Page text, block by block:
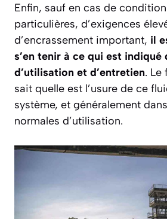
Enfin, sauf en cas de
particulières, d’exigences
d’encrassement important, il
s’en tenir à ce qui est
d’utilisation et d’entretien. Le
sait quelle est l’usure de ce
système, et généralement
normales d’utilisation.